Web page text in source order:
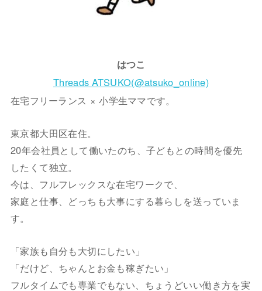
はつこ
Threads ATSUKO(@atsuko_online)
在宅フリーランス × 小学生ママです。
東京都大田区在住。
20年会社員として働いたのち、子どもとの時間を優先
したくて独立。
今は、フルフレックスな在宅ワークで、
家庭と仕事、どっちも大事にする暮らしを送っていま
す。
「家族も自分も大切にしたい」
「だけど、ちゃんとお金も稼ぎたい」
フルタイムでも専業でもない、ちょうどいい働き方を実